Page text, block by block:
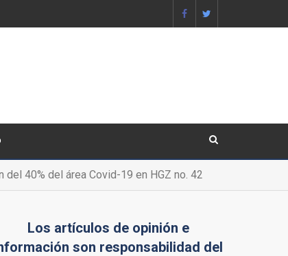
40% del área Covid-19 en HGZ no. 42
Los artículos de opinión e
son responsabilidad del